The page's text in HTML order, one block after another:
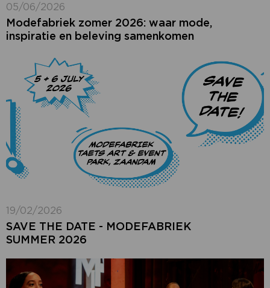
05/06/2026
Modefabriek zomer 2026: waar mode,
inspiratie en beleving samenkomen
19/02/2026
SAVE THE DATE - MODEFABRIEK
SUMMER 2026